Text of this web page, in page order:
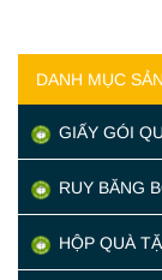
DANH MỤC
GIẤY GÓI
RUY BĂNG
HỘP QUÀ